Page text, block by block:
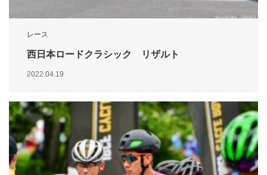
レース
西日本ロードクラシック リザルト
2022.04.19